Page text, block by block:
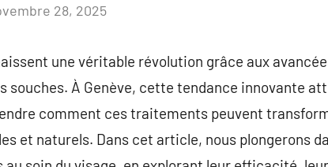
28, 2025
une véritable révolution grâce aux
souches. À Genève, cette tendance innovante
comment ces traitements peuvent
et naturels. Dans cet article, nous plongerons